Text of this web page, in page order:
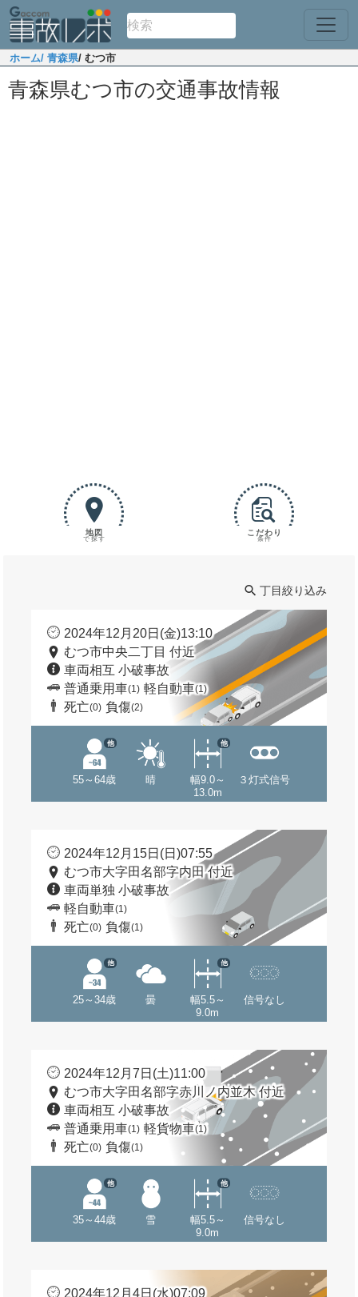
ホーム/ 青森県/ むつ市
青森県むつ市の交通事故情報
地図
で探す
こだわり
条件
丁目絞り込み
2024年12月20日(金)13:10
むつ市中央二丁目 付近
車両相互 小破事故
普通乗用車(1) 軽自動車(1)
死亡(0) 負傷(2)
55～64歳
他
晴
幅9.0～
13.0m
他
３灯式信号
2024年12月15日(日)07:55
むつ市大字田名部字内田 付近
車両単独 小破事故
軽自動車(1)
死亡(0) 負傷(1)
25～34歳
他
曇
幅5.5～
9.0m
他
信号なし
2024年12月7日(土)11:00
むつ市大字田名部字赤川ノ内並木 付近
車両相互 小破事故
普通乗用車(1) 軽貨物車(1)
死亡(0) 負傷(1)
35～44歳
他
雪
幅5.5～
9.0m
他
信号なし
2024年12月4日(水)07:09